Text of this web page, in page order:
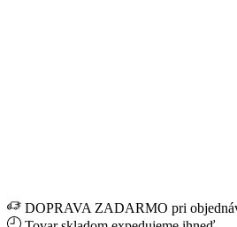
DOPRAVA ZADARMO pri